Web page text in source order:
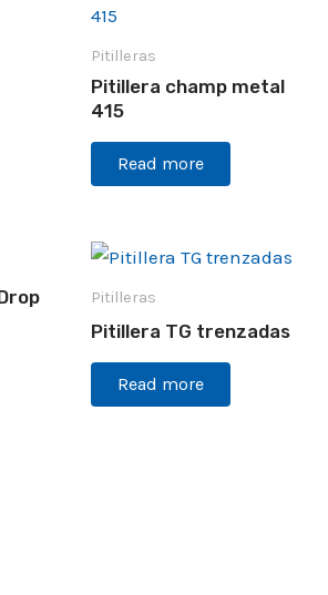
Pitilleras
Pitillera champ metal
415
Read more
Pitilleras
Pitillera TG trenzadas
Read more